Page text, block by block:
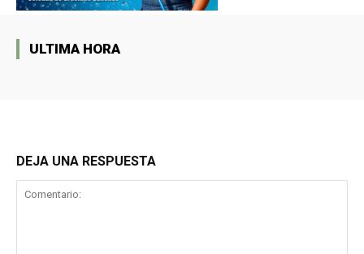
ULTIMA HORA
DEJA UNA RESPUESTA